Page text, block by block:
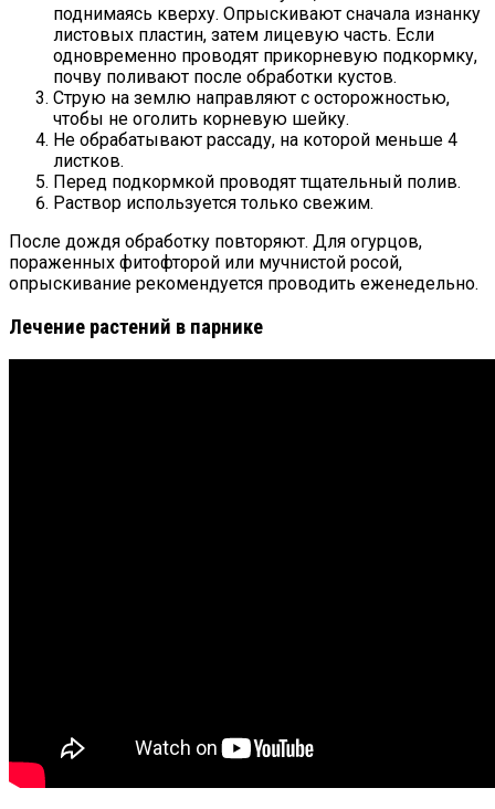
поднимаясь кверху. Опрыскивают сначала изнанку
листовых пластин, затем лицевую часть. Если
одновременно проводят прикорневую подкормку,
почву поливают после обработки кустов.
Струю на землю направляют с осторожностью,
чтобы не оголить корневую шейку.
Не обрабатывают рассаду, на которой меньше 4
листков.
Перед подкормкой проводят тщательный полив.
Раствор используется только свежим.
После дождя обработку повторяют. Для огурцов,
пораженных фитофторой или мучнистой росой,
опрыскивание рекомендуется проводить еженедельно.
Лечение растений в парнике